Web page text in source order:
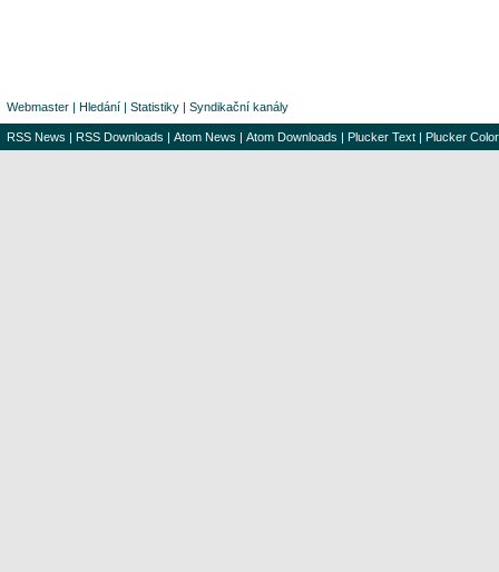
Webmaster | Hledání | Statistiky | Syndikační kanály
RSS News | RSS Downloads | Atom News | Atom Downloads | Plucker Text | Plucker Color